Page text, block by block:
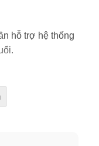
hỗ trợ hệ thống